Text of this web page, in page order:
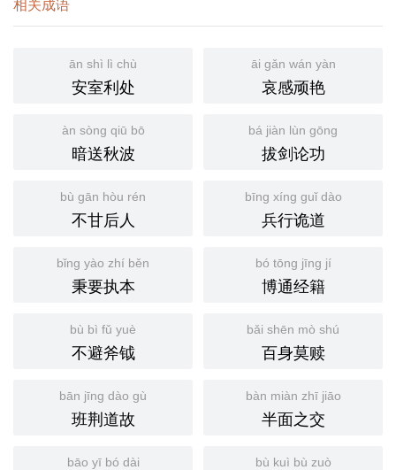
ān shì lì chù
安室利处
āi gǎn wán yàn
哀感顽艳
àn sòng qiū bō
暗送秋波
bá jiàn lùn gōng
拔剑论功
bù gān hòu rén
不甘后人
bīng xíng guǐ dào
兵行诡道
bǐng yào zhí běn
秉要执本
bó tōng jīng jí
博通经籍
bù bì fǔ yuè
不避斧钺
bǎi shēn mò shú
百身莫赎
bān jīng dào gù
班荆道故
bàn miàn zhī jiāo
半面之交
bāo yī bó dài bù kuì bù zuò